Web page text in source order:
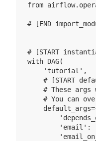
from
# [END
# [START
with DAG(
    'tutorial',
# [START
# These args
# You can
'email':